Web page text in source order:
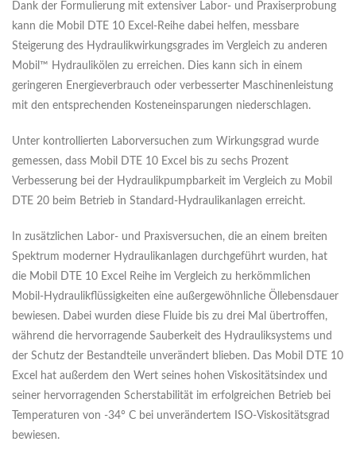
Dank der Formulierung mit extensiver Labor- und Praxiserprobung
kann die Mobil DTE 10 Excel-Reihe dabei helfen, messbare
Steigerung des Hydraulikwirkungsgrades im Vergleich zu anderen
Mobil™ Hydraulikölen zu erreichen. Dies kann sich in einem
geringeren Energieverbrauch oder verbesserter Maschinenleistung
mit den entsprechenden Kosteneinsparungen niederschlagen.
Unter kontrollierten Laborversuchen zum Wirkungsgrad wurde
gemessen, dass Mobil DTE 10 Excel bis zu sechs Prozent
Verbesserung bei der Hydraulikpumpbarkeit im Vergleich zu Mobil
DTE 20 beim Betrieb in Standard-Hydraulikanlagen erreicht.
In zusätzlichen Labor- und Praxisversuchen, die an einem breiten
Spektrum moderner Hydraulikanlagen durchgeführt wurden, hat
die Mobil DTE 10 Excel Reihe im Vergleich zu herkömmlichen
Mobil-Hydraulikflüssigkeiten eine außergewöhnliche Öllebensdauer
bewiesen. Dabei wurden diese Fluide bis zu drei Mal übertroffen,
während die hervorragende Sauberkeit des Hydrauliksystems und
der Schutz der Bestandteile unverändert blieben. Das Mobil DTE 10
Excel hat außerdem den Wert seines hohen Viskositätsindex und
seiner hervorragenden Scherstabilität im erfolgreichen Betrieb bei
Temperaturen von -34° C bei unverändertem ISO-Viskositätsgrad
bewiesen.